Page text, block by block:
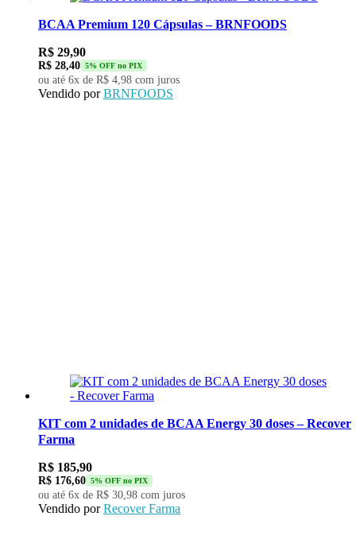
BCAA Premium 120 Cápsulas – BRNFOODS
R$ 29,90
R$ 28,40 5% OFF no PIX
ou até 6x de R$ 4,98 com juros
Vendido por BRNFOODS
KIT com 2 unidades de BCAA Energy 30 doses – Recover
Farma
R$ 185,90
R$ 176,60 5% OFF no PIX
ou até 6x de R$ 30,98 com juros
Vendido por Recover Farma